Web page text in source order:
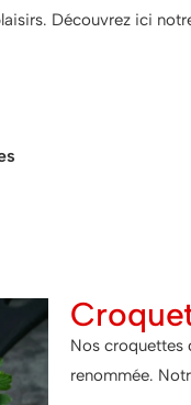
Découvrez ici
Nos croquettes
renommée.